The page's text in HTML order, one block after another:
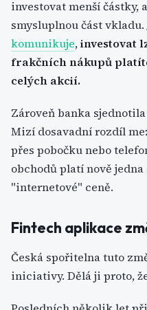
investovat menší
smysluplnou část vkladu.
komunikuje,investovat
frakčních nákupů
celých akcií.
Zároveň banka
Mizí dosavadní rozdíl
přes pobočku nebo
obchodů platí nově
"internetové" ceně.
Fintech aplikace
Česká spořitelna tuto
iniciativy. Dělá ji proto,